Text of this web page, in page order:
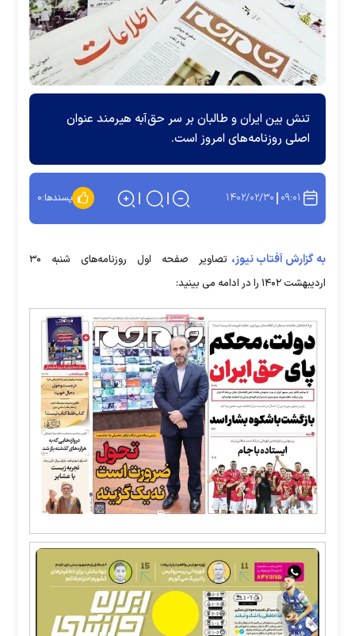
تنش بین ایران و طالبان بر سر حق‌آبه هیرمند عنوان
اصلی روزنامه‌های امروز است.
۰۹:۰۱ ۱۴۰۲/۰۲/۳۰ پسندها:۰
به گزارش آفتاب نیوز،
تصاویر صفحه اول روزنامه‌های شنبه ۳۰
اردیبهشت ۱۴۰۲ را در ادامه می بینید: